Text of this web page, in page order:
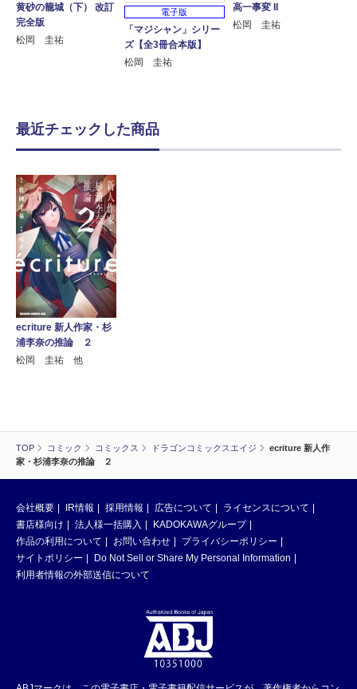
TOP コミック コミックス ドラゴンコミックスエイジ
ecriture 新人作
家・杉浦李奈の推論 ２
黄砂の籠城（下） 改訂
完全版
松岡 圭祐
電子版
「マジシャン」シリー
ズ【全3冊合本版】
松岡 圭祐
高一事変 II
松岡 圭祐
最近チェックした商品
ecriture 新人作家・杉
浦李奈の推論 ２
松岡 圭祐 他
会社概要 IR情報 採用情報 広告について
ライセンスについて
書店様向け
法人様一括購入
KADOKAWAグループ
作品の利用について
お問い合わせ
プライバシーポリシー
サイトポリシー
Do Not Sell or Share My Personal Information
利用者情報の外部送信について